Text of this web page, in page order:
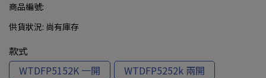
商品編號:
供貨狀況: 尚有庫存
款式
WTDFP5152K 一開
WTDFP5252k 兩開